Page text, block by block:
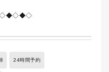
24時間予約